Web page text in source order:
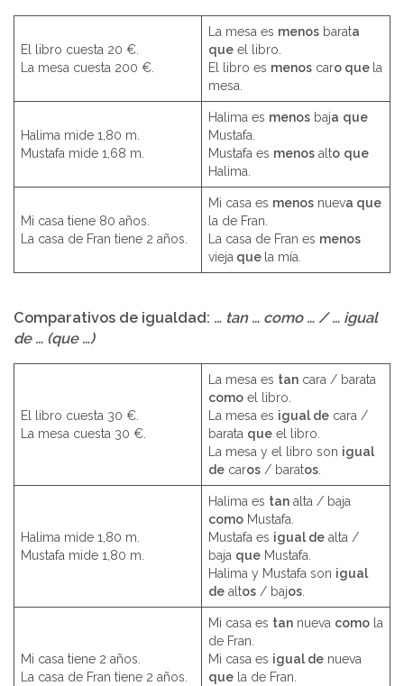
El libro cuesta 20 €.
La mesa cuesta 200 €.
La mesa es menos barata
que el libro.
El libro es menos caro que la
mesa.
Halima mide 1,80 m.
Mustafa mide 1,68 m.
Halima es menos baja que
Mustafa.
Mustafa es menos alto que
Halima.
Mi casa tiene 80 años.
La casa de Fran tiene 2 años.
Mi casa es menos nueva que
la de Fran.
La casa de Fran es menos
vieja que la mía.
Comparativos de igualdad: … tan… como … / … igual
de … (que …)
El libro cuesta 30 €.
La mesa cuesta 30 €.
La mesa es tan cara / barata
como el libro.
La mesa es igual de cara /
barata que el libro.
La mesa y el libro son igual
de caros / baratos
Halima mide 1,80 m.
Mustafa mide 1,80 m.
Halima es tan alta / baja
como Mustafa.
Mustafa es igual de alta /
baja que Mustafa.
Halima y Mustafa son igual
de altos / bajos
Mi casa tiene 2 años.
La casa de Fran tiene 2 años.
Mi casa es tan nueva como la
de Fran.
Mi casa es igual de nueva
que la de Fran.